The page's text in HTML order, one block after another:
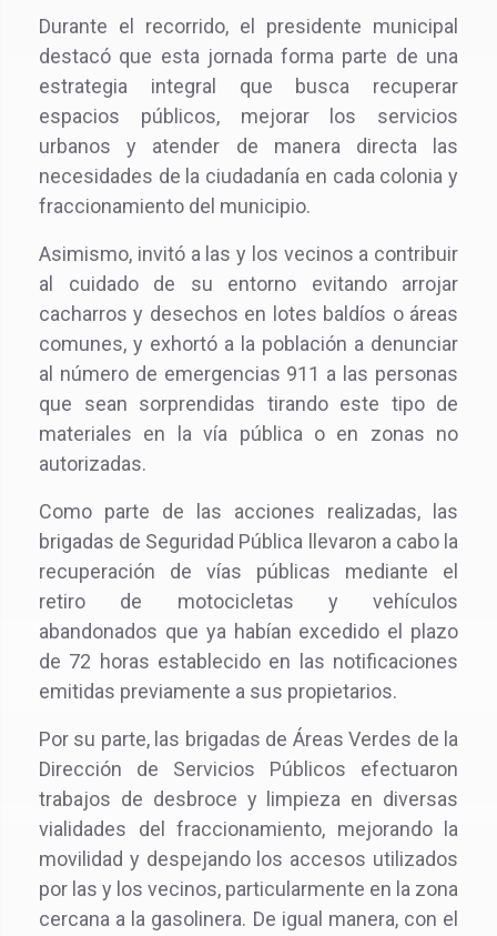
Durante el recorrido, el presidente municipal
destacó que esta jornada forma parte de una
estrategia integral que busca recuperar
espacios públicos, mejorar los servicios
urbanos y atender de manera directa las
necesidades de la ciudadanía en cada colonia y
fraccionamiento del municipio.
Asimismo, invitó a las y los vecinos a contribuir
al cuidado de su entorno evitando arrojar
cacharros y desechos en lotes baldíos o áreas
comunes, y exhortó a la población a denunciar
al número de emergencias 911 a las personas
que sean sorprendidas tirando este tipo de
materiales en la vía pública o en zonas no
autorizadas.
Como parte de las acciones realizadas, las
brigadas de Seguridad Pública llevaron a cabo la
recuperación de vías públicas mediante el
retiro de motocicletas y vehículos
abandonados que ya habían excedido el plazo
de 72 horas establecido en las notificaciones
emitidas previamente a sus propietarios.
Por su parte, las brigadas de Áreas Verdes de la
Dirección de Servicios Públicos efectuaron
trabajos de desbroce y limpieza en diversas
vialidades del fraccionamiento, mejorando la
movilidad y despejando los accesos utilizados
por las y los vecinos, particularmente en la zona
cercana a la gasolinera. De igual manera, con el